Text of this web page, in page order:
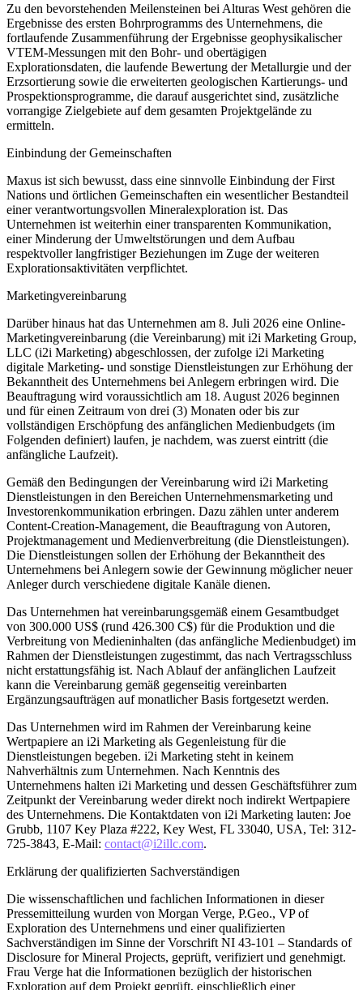
Zu den bevorstehenden Meilensteinen bei Alturas West gehören die
Ergebnisse des ersten Bohrprogramms des Unternehmens, die
fortlaufende Zusammenführung der Ergebnisse geophysikalischer
VTEM-Messungen mit den Bohr- und obertägigen
Explorationsdaten, die laufende Bewertung der Metallurgie und der
Erzsortierung sowie die erweiterten geologischen Kartierungs- und
Prospektionsprogramme, die darauf ausgerichtet sind, zusätzliche
vorrangige Zielgebiete auf dem gesamten Projektgelände zu
ermitteln.
Einbindung der Gemeinschaften
Maxus ist sich bewusst, dass eine sinnvolle Einbindung der First
Nations und örtlichen Gemeinschaften ein wesentlicher Bestandteil
einer verantwortungsvollen Mineralexploration ist. Das
Unternehmen ist weiterhin einer transparenten Kommunikation,
einer Minderung der Umweltstörungen und dem Aufbau
respektvoller langfristiger Beziehungen im Zuge der weiteren
Explorationsaktivitäten verpflichtet.
Marketingvereinbarung
Darüber hinaus hat das Unternehmen am 8. Juli 2026 eine Online-
Marketingvereinbarung (die Vereinbarung) mit i2i Marketing Group,
LLC (i2i Marketing) abgeschlossen, der zufolge i2i Marketing
digitale Marketing- und sonstige Dienstleistungen zur Erhöhung der
Bekanntheit des Unternehmens bei Anlegern erbringen wird. Die
Beauftragung wird voraussichtlich am 18. August 2026 beginnen
und für einen Zeitraum von drei (3) Monaten oder bis zur
vollständigen Erschöpfung des anfänglichen Medienbudgets (im
Folgenden definiert) laufen, je nachdem, was zuerst eintritt (die
anfängliche Laufzeit).
Gemäß den Bedingungen der Vereinbarung wird i2i Marketing
Dienstleistungen in den Bereichen Unternehmensmarketing und
Investorenkommunikation erbringen. Dazu zählen unter anderem
Content-Creation-Management, die Beauftragung von Autoren,
Projektmanagement und Medienverbreitung (die Dienstleistungen).
Die Dienstleistungen sollen der Erhöhung der Bekanntheit des
Unternehmens bei Anlegern sowie der Gewinnung möglicher neuer
Anleger durch verschiedene digitale Kanäle dienen.
Das Unternehmen hat vereinbarungsgemäß einem Gesamtbudget
von 300.000 US$ (rund 426.300 C$) für die Produktion und die
Verbreitung von Medieninhalten (das anfängliche Medienbudget) im
Rahmen der Dienstleistungen zugestimmt, das nach Vertragsschluss
nicht erstattungsfähig ist. Nach Ablauf der anfänglichen Laufzeit
kann die Vereinbarung gemäß gegenseitig vereinbarten
Ergänzungsaufträgen auf monatlicher Basis fortgesetzt werden.
Das Unternehmen wird im Rahmen der Vereinbarung keine
Wertpapiere an i2i Marketing als Gegenleistung für die
Dienstleistungen begeben. i2i Marketing steht in keinem
Nahverhältnis zum Unternehmen. Nach Kenntnis des
Unternehmens halten i2i Marketing und dessen Geschäftsführer zum
Zeitpunkt der Vereinbarung weder direkt noch indirekt Wertpapiere
des Unternehmens. Die Kontaktdaten von i2i Marketing lauten: Joe
Grubb, 1107 Key Plaza #222, Key West, FL 33040, USA, Tel: 312-
725-3843, E-Mail: contact@i2illc.com.
Erklärung der qualifizierten Sachverständigen
Die wissenschaftlichen und fachlichen Informationen in dieser
Pressemitteilung wurden von Morgan Verge, P.Geo., VP of
Exploration des Unternehmens und einer qualifizierten
Sachverständigen im Sinne der Vorschrift NI 43-101 – Standards of
Disclosure for Mineral Projects, geprüft, verifiziert und genehmigt.
Frau Verge hat die Informationen bezüglich der historischen
Exploration auf dem Projekt geprüft, einschließlich einer